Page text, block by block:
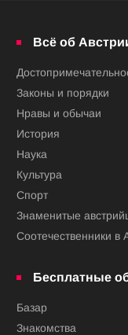
Всё об
Законы и порядки
Нравы и обычаи
История
Наука
Культура
Спорт
Знаменитые
Соотечественники в
Бесплатные
Базар
Знакомства